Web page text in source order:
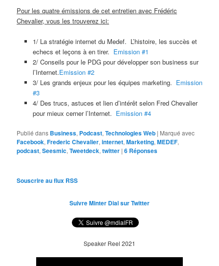
Pour les quatre émissions de cet entretien avec Frédéric
Chevalier, vous les trouverez ici:
1/ La stratégie internet du Medef. L’histoire, les succès et
echecs et leçons à en tirer. Emission #1
2/ Conseils pour le PDG pour développer son business sur
l’Internet.Emission #2
3/ Les grands enjeux pour les équipes marketing. Emission
#3
4/ Des trucs, astuces et lien d’intérêt selon Fred Chevalier
pour mieux cerner l’Internet. Emission #4
Publié dans Business, Podcast,Technologies Web | Marqué avec
Facebook,Frederic Chevalier,internet,Marketing,MEDEF,
podcast,Seesmic,Tweetdeck,twitter |6 Réponses
Souscrire au flux RSS
Suivre Minter Dial sur Twitter
Speaker Reel 2021